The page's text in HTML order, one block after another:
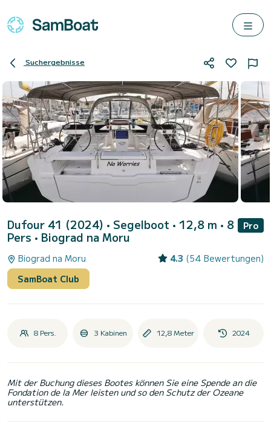
Suchergebnisse
Dufour 41 (2024) • Segelboot • 12,8 m • 8
Pers • Biograd na Moru
Pro
Biograd na Moru 4.3 (54 Bewertungen)
SamBoat Club
8 Pers. 3 Kabinen 12,8 Meter 2024
Mit der Buchung dieses Bootes können Sie eine Spende an die
Fondation de la Mer leisten und so den Schutz der Ozeane
unterstützen.